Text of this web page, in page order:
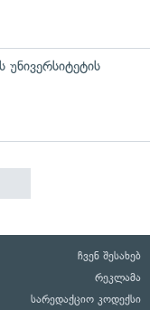
უნივერსიტეტის
ჩვენ შესახებ
რეკლამა
სარედაქციო კოდექსი